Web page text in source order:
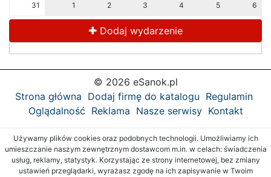
31 1 2 3 4 5 6
Dodaj wydarzenie
© 2026 eSanok.pl
Strona główna Dodaj firmę do katalogu Regulamin
Oglądalność Reklama Nasze serwisy Kontakt
Używamy plików cookies oraz podobnych technologii. Umożliwiamy ich
umieszczanie naszym zewnętrznym dostawcom m.in. w celach: świadczenia
usług, reklamy, statystyk. Korzystając ze strony internetowej, bez zmiany
ustawień przeglądarki, wyrażasz zgodę na ich zapisywanie w Twoim